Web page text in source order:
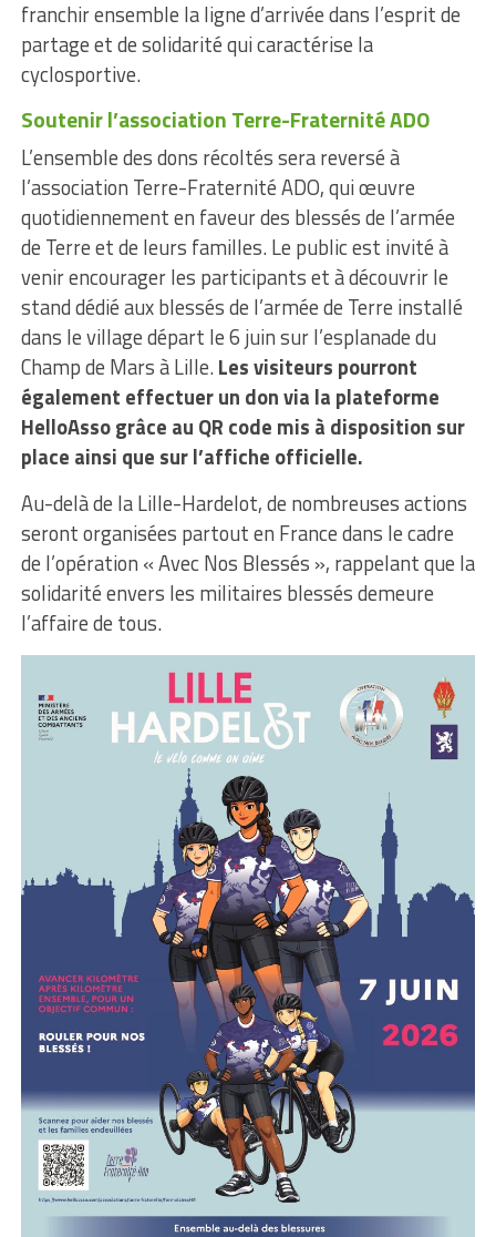
franchir ensemble la ligne d’arrivée dans l’esprit de
partage et de solidarité qui caractérise la
cyclosportive.
Soutenir l’association Terre-Fraternité ADO
L’ensemble des dons récoltés sera reversé à
l’association Terre-Fraternité ADO, qui œuvre
quotidiennement en faveur des blessés de l’armée
de Terre et de leurs familles. Le public est invité à
venir encourager les participants et à découvrir le
stand dédié aux blessés de l’armée de Terre installé
dans le village départ le 6 juin sur l’esplanade du
Champ de Mars à Lille.Les visiteurs pourront
également effectuer un don via la plateforme
HelloAsso grâce au QR code mis à disposition sur
place ainsi que sur l’affiche officielle.
Au-delà de la Lille-Hardelot, de nombreuses actions
seront organisées partout en France dans le cadre
de l’opération « Avec Nos Blessés », rappelant que la
solidarité envers les militaires blessés demeure
l’affaire de tous.